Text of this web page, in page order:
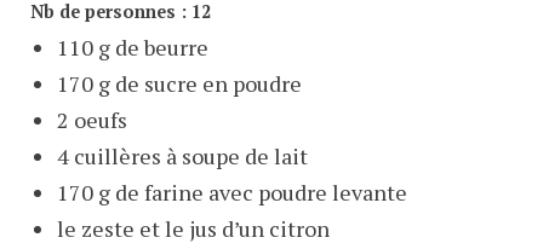
Nb de personnes : 12
110 g de beurre
170 g de sucre en poudre
2 oeufs
4 cuillères à soupe de lait
170 g de farine avec poudre levante
le zeste et le jus d’un citron